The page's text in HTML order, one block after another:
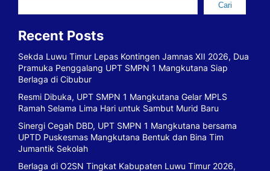
Cari
Recent Posts
Sekda Luwu Timur Lepas Kontingen Jamnas XII 2026, Dua
Pramuka Penggalang UPT SMPN 1 Mangkutana Siap
Berlaga di Cibubur
Resmi Dibuka, UPT SMPN 1 Mangkutana Gelar MPLS
Ramah Selama Lima Hari untuk Sambut Murid Baru
Sinergi Cegah DBD, UPT SMPN 1 Mangkutana bersama
UPTD Puskesmas Mangkutana Bentuk dan Bina Tim
Jumantik Sekolah
Berlaga di O2SN Tingkat Kabupaten Luwu Timur 2026,